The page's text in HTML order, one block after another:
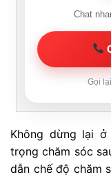
Chat
Gọi
Không dừng lại
trọng chăm sóc
dẫn chế độ chăm